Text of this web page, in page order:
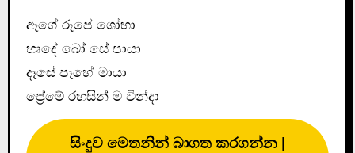
ඈගේ රූපේ ශෝභා
හෘදේ බෝ සේ පායා
දෑසේ පෑහේ මායා
ප්‍රේමේ රහසින් ම වින්දා
සිංදුව මෙතනින් බාගත කරගන්න |